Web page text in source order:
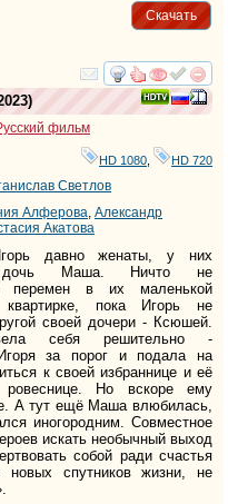
Скачать
смотреть
фильм
HD 1080 HD 720
Светлов
Алферова, Александр
Акатова
давно женаты, у них
дочь Маша. Ничто не
перемен в их маленькой
квартирке, пока Игорь не
своей дочери - Ксюшей.
себя решительно -
за порог и подала на
к своей избраннице и её
ровеснице. Но вскоре ему
А тут ещё Маша влюбилась,
иногородним. Совместное
искать необычный выход
собой ради счастья
спутников жизни, не